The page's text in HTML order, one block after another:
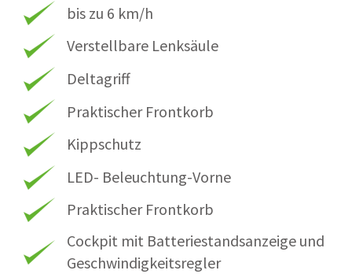
bis zu 6 km/h
Verstellbare Lenksäule
Deltagriff
Praktischer Frontkorb
Kippschutz
LED- Beleuchtung-Vorne
Praktischer Frontkorb
Cockpit mit Batteriestandsanzeige und
Geschwindigkeitsregler